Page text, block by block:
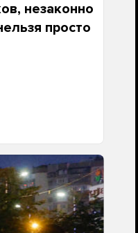
незаконно
просто